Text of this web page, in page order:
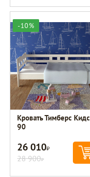
-10%
Кровать Тимберс Кидс
90
26 010Р
28 900Р